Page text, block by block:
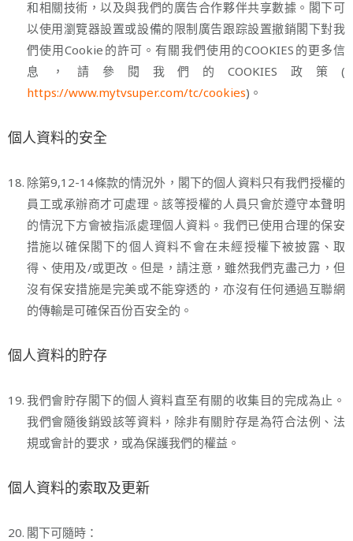
和相關技術，以及與我們的廣告合作夥伴共享數據。閣下可
以使用瀏覽器設置或設備的限制廣告跟踪設置撤銷閣下對我
們使用Cookie的許可。有關我們使用的COOKIES的更多信
息，請參閱我們的COOKIES政策(
https://www.mytvsuper.com/tc/cookies)。
個人資料的安全
18. 除第9,12-14條款的情況外，閣下的個人資料只有我們授權的
員工或承辦商才可處理。該等授權的人員只會於遵守本聲明
的情況下方會被指派處理個人資料。我們已使用合理的保安
措施以確保閣下的個人資料不會在未經授權下被披露、取
得、使用及/或更改。但是，請注意，雖然我們克盡己力，但
沒有保安措施是完美或不能穿透的，亦沒有任何通過互聯網
的傳輸是可確保百份百安全的。
個人資料的貯存
19. 我們會貯存閣下的個人資料直至有關的收集目的完成為止。
我們會隨後銷毀該等資料，除非有關貯存是為符合法例、法
規或會計的要求，或為保護我們的權益。
個人資料的索取及更新
20. 閣下可隨時：